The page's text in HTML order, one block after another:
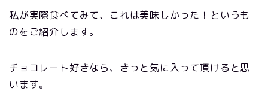
私が実際食べてみて、これは美味しかった！というも
のをご紹介します。
チョコレート好きなら、きっと気に入って頂けると思
います。